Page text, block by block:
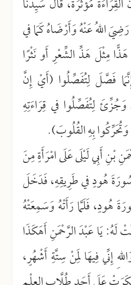
مُؤَثِّرَةً، قَالَ سَيِدُنَا
اللهُ عَنْهُ وَأَرْضَاهُ كَمَا في
هَذًّا مِثْلَ هَذِّ الشِّعْرِ أَو نَثْرًا
فَصَّلَ لِتُفَصِّلُوا (أَيْ إِنَّ
لِتُفَصِّلُوا في قِرَاءَتِهِ
بِهِ القُلُوبَ).
بْنِ أَبِي لَيْلَى عَلَى امْرَأَةٍ مِنَ
هُودٍ في طَرِيقِهِ، فَدَخَلَ
هُودٍ، فَلَمَّا رَأَتْهُ وَسَمِعَتْهُ
لَهُ: يَا عَبْدَ الرَّحْمَنِ أَهَكَذَا
إِنِّي فِيهَا لَمِنْ سِتَّةِ أَشْهُرٍ،